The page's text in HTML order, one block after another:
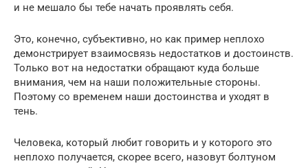
и не мешало бы тебе начать проявлять себя.
Это, конечно, субъективно, но как пример неплохо
демонстрирует взаимосвязь недостатков и достоинств.
Только вот на недостатки обращают куда больше
внимания, чем на наши положительные стороны.
Поэтому со временем наши достоинства и уходят в
тень.
Человека, который любит говорить и у которого это
неплохо получается, скорее всего, назовут болтуном